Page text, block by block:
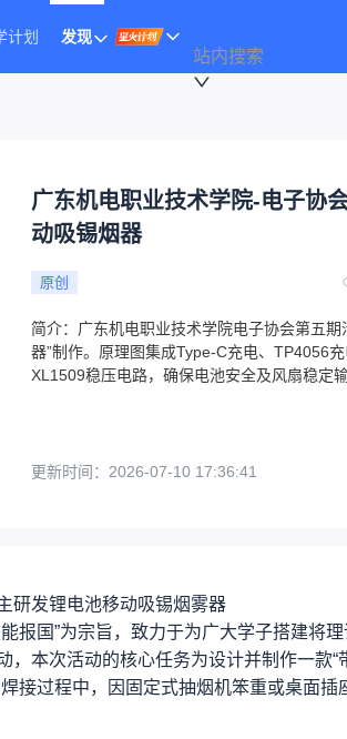
计划 发现
站内搜索
广东机电职业技术学院-电子协
动吸锡烟器
原创
简介： 广东机电职业技术学院电子协会第五
器”制作。原理图集成Type-C充电、TP4056
XL1509稳压电路，确保电池安全及风扇稳定输
更新时间： 2026-07-10 17:36:41
研发锂电池移动吸锡烟雾器
报国”为宗旨，致力于为广大学子搭建将
本次活动的核心任务为设计并制作一款
接过程中，因固定式抽烟机笨重或桌面插